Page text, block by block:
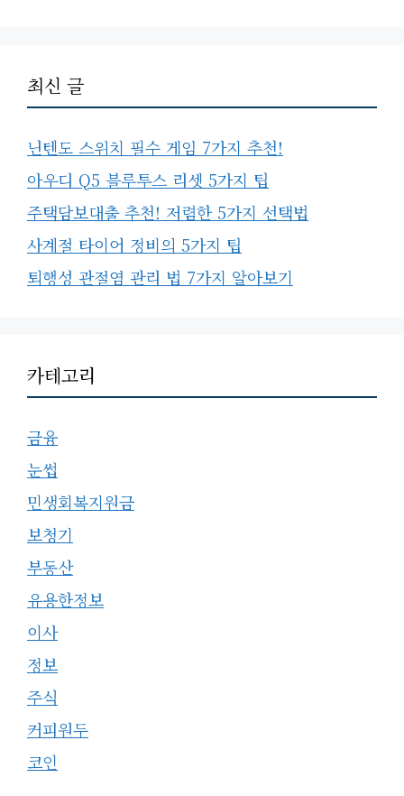
최신 글
닌텐도 스위치 필수 게임 7가지 추천!
아우디 Q5 블루투스 리셋 5가지 팁
주택담보대출 추천! 저렴한 5가지 선택법
사계절 타이어 정비의 5가지 팁
퇴행성 관절염 관리 법 7가지 알아보기
카테고리
금융
눈썹
민생회복지원금
보청기
부동산
유용한정보
이사
정보
주식
커피원두
코인